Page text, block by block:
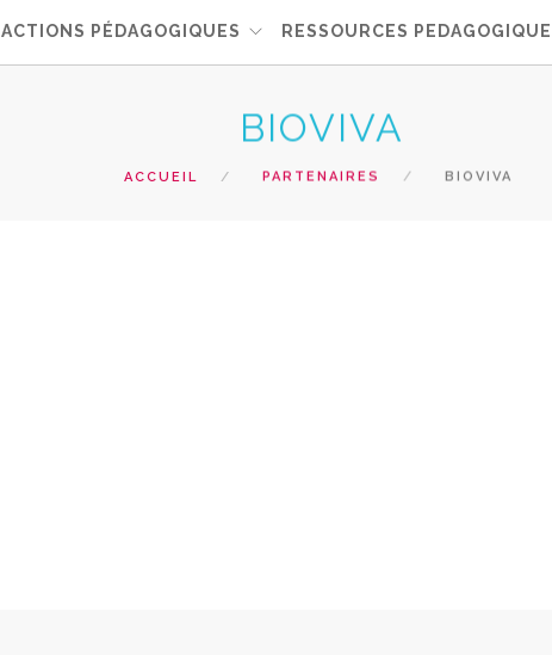
ACTIONS PÉDAGOGIQUES RESSOURCES
BIOVIVA
ACCUEIL PARTENAIRES BIOVIVA